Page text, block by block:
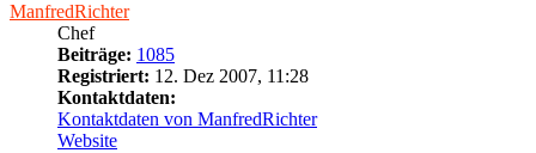
ManfredRichter
Chef
Beiträge: 1085
Registriert: 12. Dez 2007, 11:28
Kontaktdaten:
Kontaktdaten von ManfredRichter
Website